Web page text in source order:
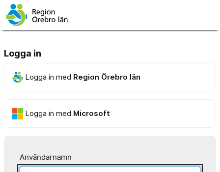
Logga in
Logga in med Region Örebro län
Logga in med Microsoft
Användarnamn